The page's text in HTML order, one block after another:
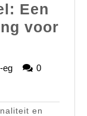
Een
voor
eg
eueccelevators-
0
en